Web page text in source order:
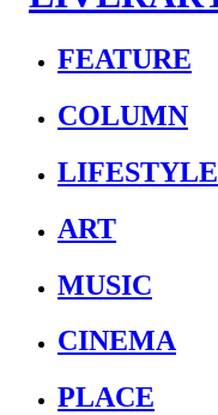
FEATURE
COLUMN
LIFESTYLE
ART
MUSIC
CINEMA
PLACE